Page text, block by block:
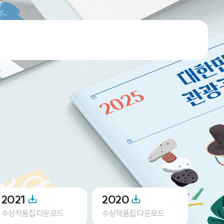
2021
수상작품집 다운로드
2020
수상작품집 다운로드 수상